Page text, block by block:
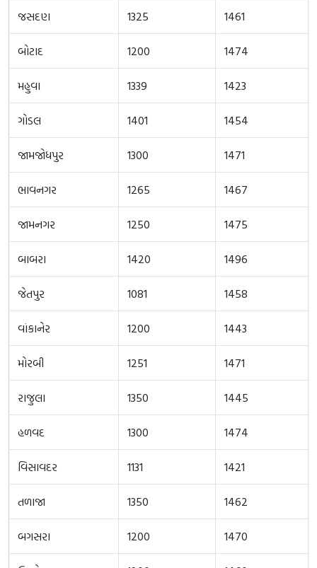
જસદણ 1325 1461
બોટાદ 1200 1474
મહુવા 1339 1423
ગોડલ 1401 1454
જામજોધપુર 1300 1471
ભાવનગર 1265 1467
જામનગર 1250 1475
બાબરા 1420 1496
જેતપુર 1081 1458
વાંકાનેર 1200 1443
મોરબી 1251 1471
રાજુલા 1350 1445
હળવદ 1300 1474
વિસાવદર 1131 1421
તળાજા 1350 1462
બગસરા 1200 1470